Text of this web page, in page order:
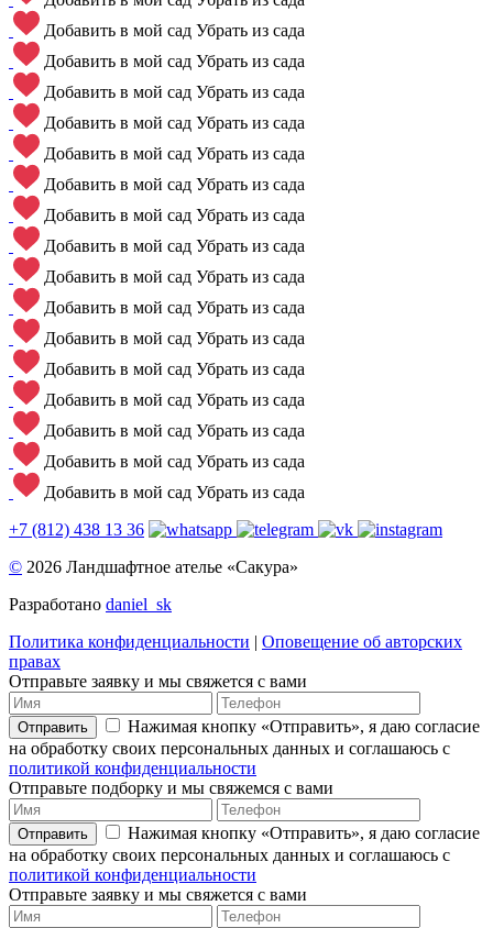
Добавить в мой сад Убрать из сада
Добавить в мой сад Убрать из сада
Добавить в мой сад Убрать из сада
Добавить в мой сад Убрать из сада
Добавить в мой сад Убрать из сада
Добавить в мой сад Убрать из сада
Добавить в мой сад Убрать из сада
Добавить в мой сад Убрать из сада
Добавить в мой сад Убрать из сада
Добавить в мой сад Убрать из сада
Добавить в мой сад Убрать из сада
Добавить в мой сад Убрать из сада
Добавить в мой сад Убрать из сада
Добавить в мой сад Убрать из сада
Добавить в мой сад Убрать из сада
Добавить в мой сад Убрать из сада
+7 (812) 438 13 36
© 2026 Ландшафтное ателье «Сакура»
Разработано daniel_sk
Политика конфиденциальности | Оповещение об авторских
правах
Отправьте заявку и мы свяжется с вами
Отправить
Нажимая кнопку «Отправить», я даю согласие
на обработку своих персональных данных и соглашаюсь с
политикой конфиденциальности
Отправьте подборку и мы свяжемся с вами
Отправить
Нажимая кнопку «Отправить», я даю согласие
на обработку своих персональных данных и соглашаюсь с
политикой конфиденциальности
Отправьте заявку и мы свяжется с вами